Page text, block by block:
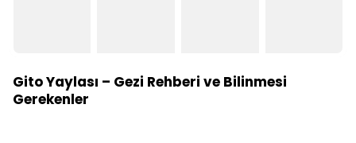
Gito Yaylası – Gezi Rehberi ve Bilinmesi
Gerekenler